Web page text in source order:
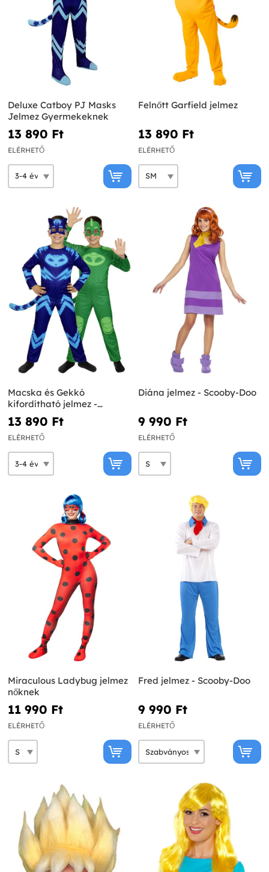
Deluxe Catboy PJ Masks
Jelmez Gyermekeknek
13 890 Ft‎
ELÉRHETŐ
Felnőtt Garfield jelmez
13 890 Ft‎
ELÉRHETŐ
Macska és Gekkó
kifordítható jelmez -
Pizsihősök
13 890 Ft‎
ELÉRHETŐ
Diána jelmez - Scooby-Doo
9 990 Ft‎
ELÉRHETŐ
Miraculous Ladybug jelmez
nőknek
11 990 Ft‎
ELÉRHETŐ
Fred jelmez - Scooby-Doo
9 990 Ft‎
ELÉRHETŐ